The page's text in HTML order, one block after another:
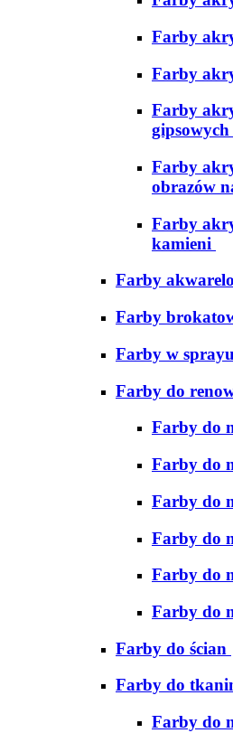
Farby
Farby
Farby
gipsowych
Farby
obrazów
Farby
kamieni
Farby
Farby
Farby w sprayu
Farby do
Farby do
Farby do
Farby do
Farby do
Farby do
Farby do
Farby do ścian
Farby do
Farby do